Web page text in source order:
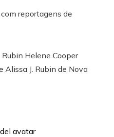
reportagens de
Helene Cooper
J. Rubin de Nova